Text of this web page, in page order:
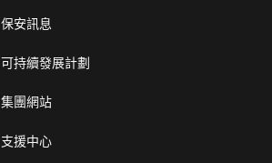
保安訊息
可持續發展計劃
集團網站
支援中心